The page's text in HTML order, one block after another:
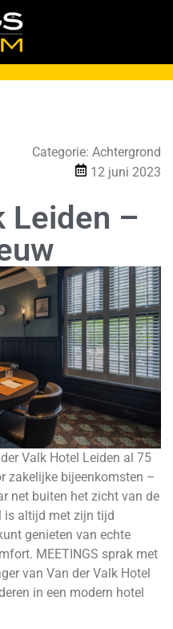
Categorie: Achtergrond
12 juni 2023
Leiden –
Valk Hotel Leiden al 75
zakelijke bijeenkomsten –
net buiten het zicht van de
is altijd met zijn tijd
genieten van echte
MEETINGS sprak met
van Van der Valk Hotel
in een modern hotel